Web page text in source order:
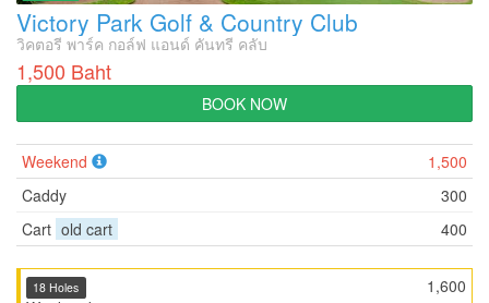
Victory Park Golf & Country Club
วิคตอรี พาร์ค กอล์ฟ แอนด์ คันทรี คลับ
1,500 Baht
BOOK NOW
Weekend
1,500
Caddy
300
Cart old cart 400
1,600
18 Holes